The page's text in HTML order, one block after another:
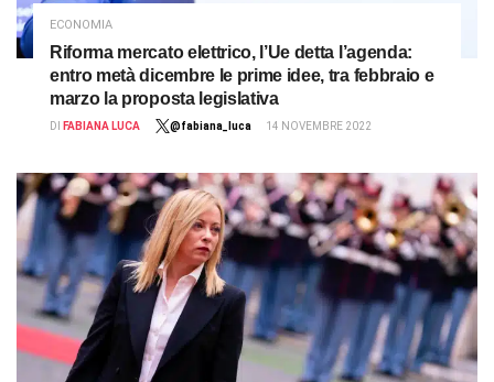
ECONOMIA
Riforma mercato elettrico, l’Ue detta l’agenda:
entro metà dicembre le prime idee, tra febbraio e
marzo la proposta legislativa
DI FABIANA LUCA @fabiana_luca 14 NOVEMBRE 2022